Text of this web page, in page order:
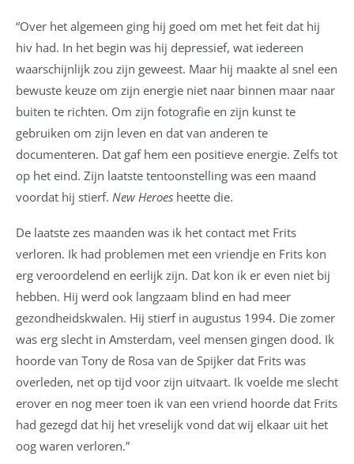
“Over het algemeen ging hij goed om met het feit dat hij
hiv had. In het begin was hij depressief, wat iedereen
waarschijnlijk zou zijn geweest. Maar hij maakte al snel een
bewuste keuze om zijn energie niet naar binnen maar naar
buiten te richten. Om zijn fotografie en zijn kunst te
gebruiken om zijn leven en dat van anderen te
documenteren. Dat gaf hem een positieve energie. Zelfs tot
op het eind. Zijn laatste tentoonstelling was een maand
voordat hij stierf. New Heroes heette die.
De laatste zes maanden was ik het contact met Frits
verloren. Ik had problemen met een vriendje en Frits kon
erg veroordelend en eerlijk zijn. Dat kon ik er even niet bij
hebben. Hij werd ook langzaam blind en had meer
gezondheidskwalen. Hij stierf in augustus 1994. Die zomer
was erg slecht in Amsterdam, veel mensen gingen dood. Ik
hoorde van Tony de Rosa van de Spijker dat Frits was
overleden, net op tijd voor zijn uitvaart. Ik voelde me slecht
erover en nog meer toen ik van een vriend hoorde dat Frits
had gezegd dat hij het vreselijk vond dat wij elkaar uit het
oog waren verloren.”